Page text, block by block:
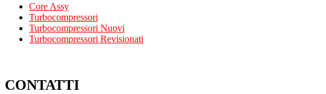
Core Assy
Turbocompressori
Turbocompressori Nuovi
Turbocompressori Revisionati
CONTATTI